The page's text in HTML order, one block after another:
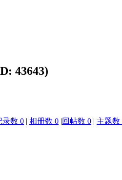
43643)
录数 0 | 相册数 0 |回帖数 0 | 主题数